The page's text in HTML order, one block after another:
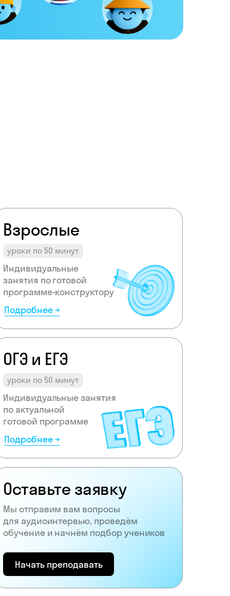
Мы отправим вам вопросы
для аудиоинтервью, проведём
обучение и начнём подбор учеников
Оставьте заявку
Подробнее →
ОГЭ и ЕГЭ
уроки по 50 минут
Индивидуальные занятия
по актуальной
готовой программе
Подробнее →
Индивидуальные
занятия по готовой
программе-конструктору
уроки по 50 минут
Взрослые
Начать преподавать